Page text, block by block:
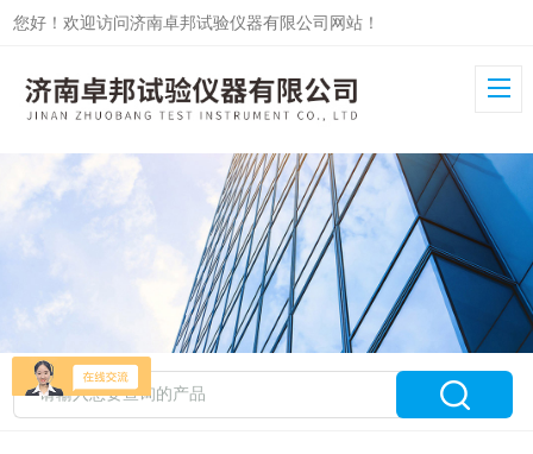
您好！欢迎访问济南卓邦试验仪器有限公司网站！